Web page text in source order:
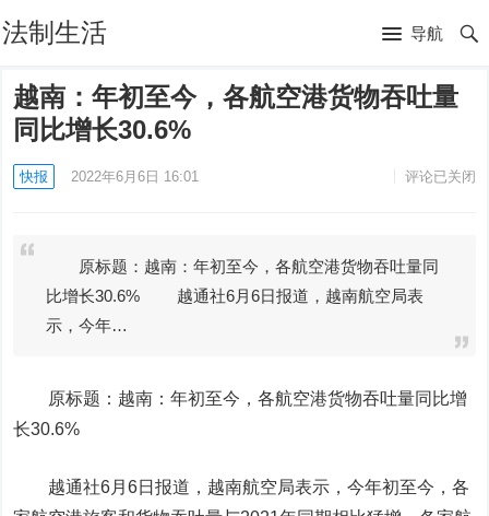
法制生活 导航
越南：年初至今，各航空港货物吞吐量
同比增长30.6%
快报 2022年6月6日 16:01 评论已关闭
原标题：越南：年初至今，各航空港货物吞吐量同
比增长30.6% 越通社6月6日报道，越南航空局表
示，今年…
原标题：越南：年初至今，各航空港货物吞吐量同比增
长30.6%
越通社6月6日报道，越南航空局表示，今年初至今，各